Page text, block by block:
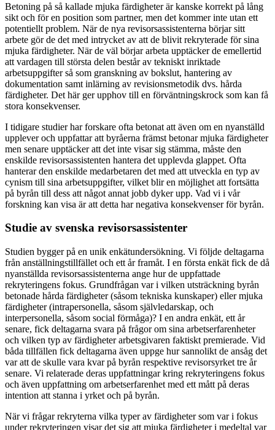
Betoning på så kallade mjuka färdigheter är kanske korrekt på lång
sikt och för en position som partner, men det kommer inte utan ett
potentiellt problem. När de nya revisorsassistenterna börjar sitt
arbete gör de det med intrycket av att de blivit rekryterade för sina
mjuka färdigheter. När de väl börjar arbeta upptäcker de emellertid
att vardagen till största delen består av tekniskt inriktade
arbetsuppgifter så som granskning av bokslut, hantering av
dokumentation samt inlärning av revisionsmetodik dvs. hårda
färdigheter. Det här ger upphov till en förväntningskrock som kan få
stora konsekvenser.
I tidigare studier har forskare ofta betonat att även om en nyanställd
upplever och uppfattar att byråerna främst betonar mjuka färdigheter
men senare upptäcker att det inte visar sig stämma, måste den
enskilde revisorsassistenten hantera det upplevda glappet. Ofta
hanterar den enskilde medarbetaren det med att utveckla en typ av
cynism till sina arbetsuppgifter, vilket blir en möjlighet att fortsätta
på byrån till dess att något annat jobb dyker upp. Vad vi i vår
forskning kan visa är att detta har negativa konsekvenser för byrån.
Studie av svenska revisorsassistenter
Studien bygger på en unik enkätundersökning. Vi följde deltagarna
från anställningstillfället och ett år framåt. I en första enkät fick de då
nyanställda revisorsassistenterna ange hur de uppfattade
rekryteringens fokus. Grundfrågan var i vilken utsträckning byrån
betonade hårda färdigheter (såsom tekniska kunskaper) eller mjuka
färdigheter (intrapersonella, såsom självledarskap, och
interpersonella, såsom social förmåga)? I en andra enkät, ett år
senare, fick deltagarna svara på frågor om sina arbetserfarenheter
och vilken typ av färdigheter arbetsgivaren faktiskt premierade. Vid
båda tillfällen fick deltagarna även uppge hur sannolikt de ansåg det
var att de skulle vara kvar på byrån respektive revisorsyrket tre år
senare. Vi relaterade deras uppfattningar kring rekryteringens fokus
och även uppfattning om arbetserfarenhet med ett mått på deras
intention att stanna i yrket och på byrån.
När vi frågar rekryterna vilka typer av färdigheter som var i fokus
under rekryteringen visar det sig att mjuka färdigheter i medeltal var